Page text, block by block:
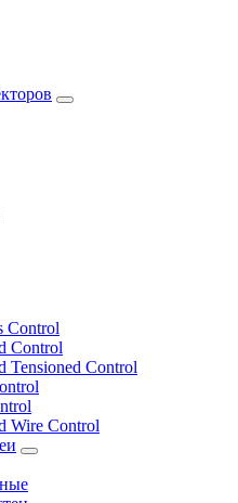
Control
Control
Tensioned Control
Wire Control